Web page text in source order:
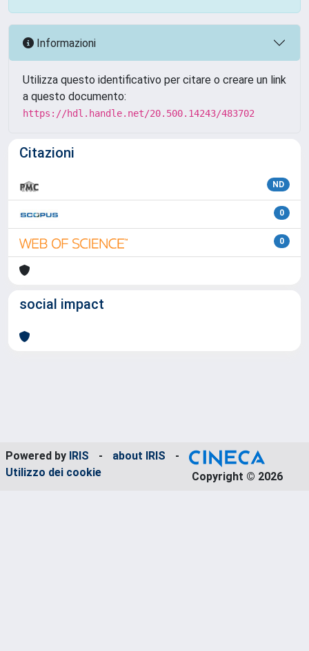
Informazioni
Utilizza questo identificativo per citare o creare un link
a questo documento:
https://hdl.handle.net/20.500.14243/483702
Citazioni
ND
0
0
social impact
Powered by IRIS - about IRIS
-
Utilizzo dei cookie
Copyright © 2026